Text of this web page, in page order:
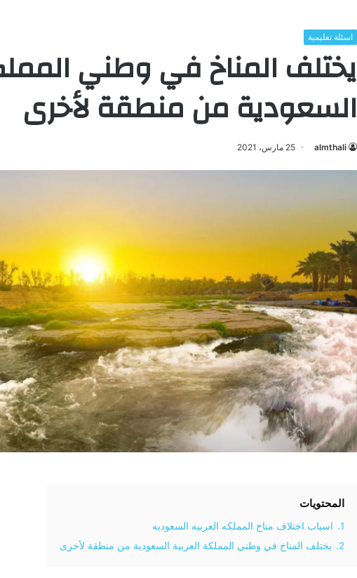
اسئلة تعليمية
يختلف المناخ في وطني
السعودية من منطقة لأخرى
almthali 25 مارس، 2021
المحتويات
1.
اسباب اختلاف مناخ المملكه العربيه السعوديه
2.
يختلف المناخ في وطني المملكة العربية السعودية من منطقة لأخرى